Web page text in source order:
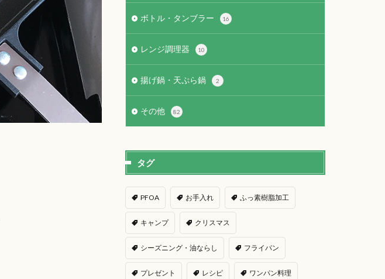
ボトル・タンブラー 16
レンジ調理器 10
揚げ鍋・天ぷら鍋 2
その他 82
タグ
PFOA お手入れ ふっ素樹脂加工
キャンプ クリスマス
シーズニング・油ならし フライパン
プレゼント レシピ ワンパン料理